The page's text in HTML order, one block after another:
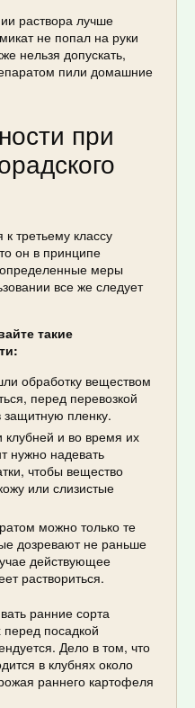
раствора лучше
не попал на руки
нельзя допускать,
пили домашние
при
третьему классу
он в принципе
меры
все же следует
такие
обработку веществом
перед перевозкой
защитную пленку.
клубней и во время их
нужно надевать
чтобы вещество
или слизистые
можно только те
дозревают не раньше
действующее
раствориться.
ранние сорта
посадкой
Дело в том, что
в клубнях около
раннего картофеля